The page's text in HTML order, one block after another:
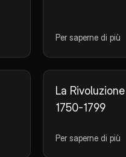
Per saperne di più
La
1750-1799
Per saperne di più